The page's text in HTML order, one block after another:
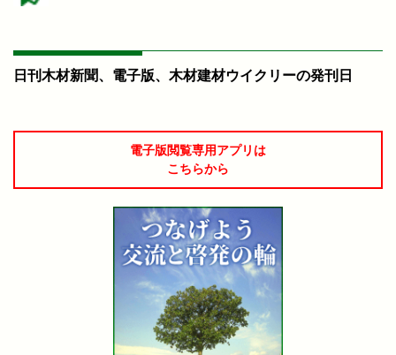
日刊木材新聞、電子版、木材建材ウイクリーの発刊日
電子版閲覧専用アプリは
こちらから